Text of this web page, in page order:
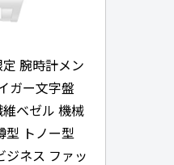
腕時計メン
ガー文字盤
ベゼル 機械
型 トノー型
ジネス ファッ